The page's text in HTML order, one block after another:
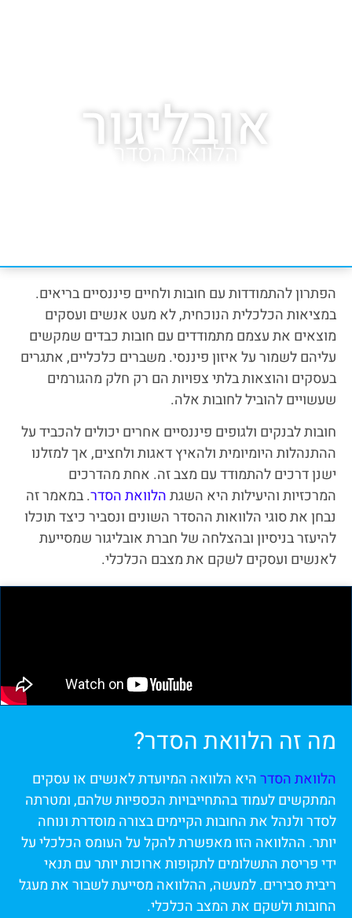
אובליגור
הלוואת הסדר
הפתרון להתמודדות עם חובות ולחיים פיננסיים בריאים.
במציאות הכלכלית הנוכחית, לא מעט אנשים ועסקים
מוצאים את עצמם מתמודדים עם חובות כבדים שמקשים
עליהם לשמור על איזון פיננסי. משברים כלכליים, אתגרים
בעסקים והוצאות בלתי צפויות הם רק חלק מהגורמים
שעשויים להוביל לחובות אלה.
חובות לבנקים ולגופים פיננסיים אחרים יכולים להכביד על
ההתנהלות היומיומית ולהאיץ דאגות ולחצים, אך למזלנו
ישנן דרכים להתמודד עם מצב זה. אחת מהדרכים
המרכזיות והיעילות היא השגתהלוואת הסדר. במאמר זה
נבחן את סוגי הלוואות ההסדר השונים ונסביר כיצד תוכלו
להיעזר בניסיון ובהצלחה של חברת אובליגור שמסייעת
לאנשים ועסקים לשקם את מצבם הכלכלי.
מה זה הלוואת הסדר?
הלוואת הסדרהיא הלוואה המיועדת לאנשים או עסקים
המתקשים לעמוד בהתחייבויות הכספיות שלהם, ומטרתה
לסדר ולנהל את החובות הקיימים בצורה מוסדרת ונוחה
יותר. ההלוואה הזו מאפשרת להקל על העומס הכלכלי על
ידי פריסת התשלומים לתקופות ארוכות יותר עם תנאי
ריבית סבירים. למעשה, ההלוואה מסייעת לשבור את מעגל
החובות ולשקם את המצב הכלכלי.